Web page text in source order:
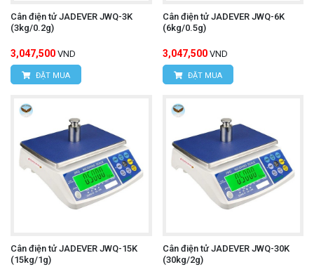
Cân điện tử JADEVER JWQ-3K
(3kg/0.2g)
3,047,500 VND
ĐẶT MUA
Cân điện tử JADEVER JWQ-6K
(6kg/0.5g)
3,047,500 VND
ĐẶT MUA
Cân điện tử JADEVER JWQ-15K
(15kg/1g)
Cân điện tử JADEVER JWQ-30K
(30kg/2g)